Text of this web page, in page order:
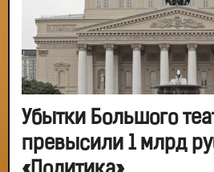
Убытки Большого
превысили 1 млрд